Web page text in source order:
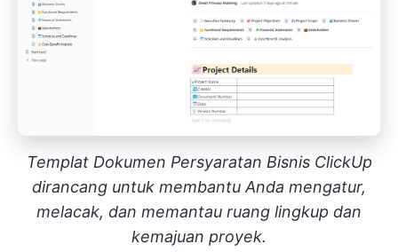
Templat Dokumen Persyaratan Bisnis ClickUp
dirancang untuk membantu Anda mengatur,
melacak, dan memantau ruang lingkup dan
kemajuan proyek.